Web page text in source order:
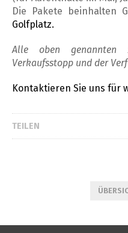
Die Pakete beinhalten
Golfplatz.
Alle oben genannten
Verkaufsstopp und der
Kontaktieren Sie uns für
TEILEN